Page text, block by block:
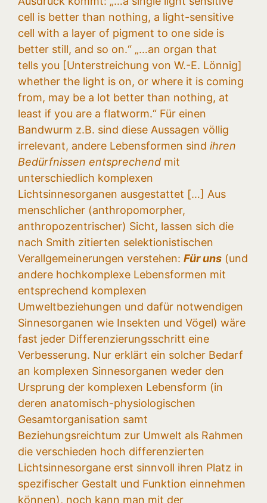
cell is better than nothing, a light-sensitive
cell with a layer of pigment to one side is
better still, and so on.“ „…an organ that
tells you [Unterstreichung von W.-E. Lönnig]
whether the light is on, or where it is coming
from, may be a lot better than nothing, at
least if you are a flatworm.“ Für einen
Bandwurm z.B. sind diese Aussagen völlig
irrelevant, andere Lebensformen sind ihren
Bedürfnissen entsprechend mit
unterschiedlich komplexen
Lichtsinnesorganen ausgestattet […] Aus
menschlicher (anthropomorpher,
anthropozentrischer) Sicht, lassen sich die
nach Smith zitierten selektionistischen
Verallgemeinerungen verstehen: Für uns (und
andere hochkomplexe Lebensformen mit
entsprechend komplexen
Umweltbeziehungen und dafür notwendigen
Sinnesorganen wie Insekten und Vögel) wäre
fast jeder Differenzierungsschritt eine
Verbesserung. Nur erklärt ein solcher Bedarf
an komplexen Sinnesorganen weder den
Ursprung der komplexen Lebensform (in
deren anatomisch-physiologischen
Gesamtorganisation samt
Beziehungsreichtum zur Umwelt als Rahmen
die verschieden hoch differenzierten
Lichtsinnesorgane erst sinnvoll ihren Platz in
spezifischer Gestalt und Funktion einnehmen
können), noch kann man mit der